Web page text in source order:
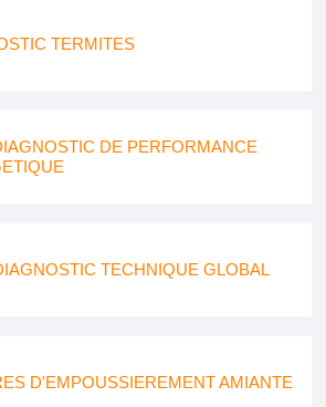
TERMITES
DE PERFORMANCE
TECHNIQUE GLOBAL
D'EMPOUSSIEREMENT AMIANTE